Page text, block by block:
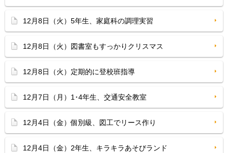
12月8日（火）5年生、家庭科の調理実習
12月8日（火）図書室もすっかりクリスマス
12月8日（火）定期的に登校班指導
12月7日（月）1･4年生、交通安全教室
12月4日（金）個別級、図工でリース作り
12月4日（金）2年生、キラキラあそびランド